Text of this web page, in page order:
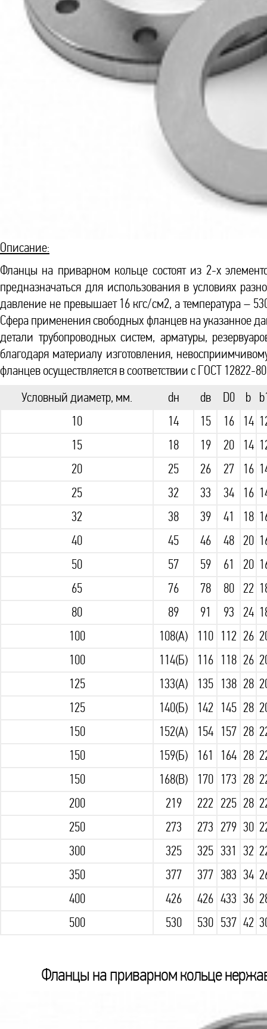
Описание:
Фланцы на приварном кольце состоят из 2-х
предназначаться для использования в условиях
давление не превышает 16 кгс/см2, а температура –
Сфера применения свободных фланцев на указанное
детали трубопроводных систем, арматуры,
благодаря материалу изготовления,
фланцев осуществляется в соответствии с ГОСТ 12822-
Условный диаметр, мм.
dн dв D0 b
10
14 15 16 14
15
18 19 20 14
20
25 26 27 16
25
32 33 34 16
32
38 39 41 18
40
45 46 48 20
50
57 59 61 20
65
76 78 80 22
80
89 91 93 24
100
108(А) 110 112 26
100
114(Б) 116 118 26
125
133(А) 135 138 28
125
140(Б) 142 145 28
150
152(А) 154 157 28
150
159(Б) 161 164 28
150
168(В) 170 173 28
200
219 222 225 28
250
273 273 279 30
300
325 325 331 32
350
377 377 383 34
400
426 426 433 36
500
530 530 537 42
Фланцы на приварном кольце